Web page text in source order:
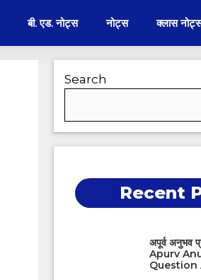
बी. एड. नोट्स नोट्स क्लास
Search
Recent
अपूर्व अनुभव
Apurv
Question